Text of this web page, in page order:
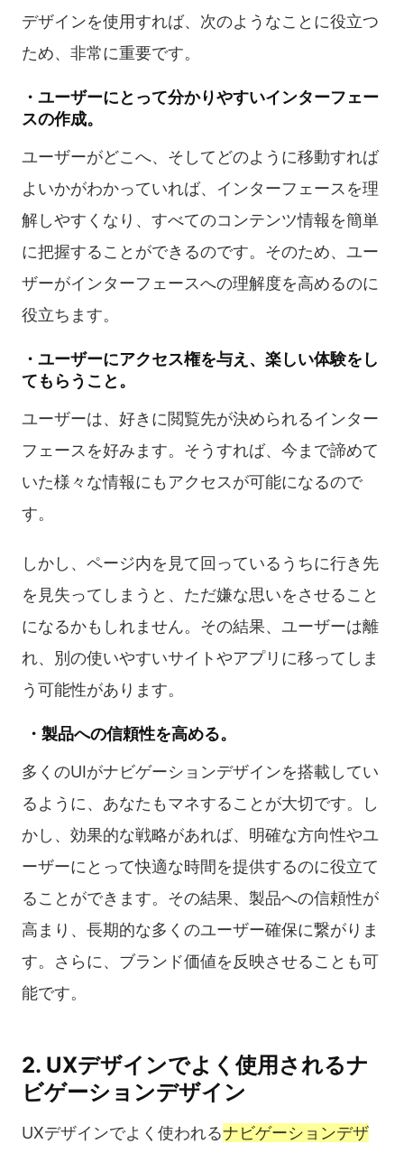
デザインを使用すれば、次のようなことに役立つ
ため、非常に重要です。
・ユーザーにとって分かりやすいインターフェー
スの作成。
ユーザーがどこへ、そしてどのように移動すれば
よいかがわかっていれば、インターフェースを理
解しやすくなり、すべてのコンテンツ情報を簡単
に把握することができるのです。そのため、ユー
ザーがインターフェースへの理解度を高めるのに
役立ちます。
・ユーザーにアクセス権を与え、楽しい体験をし
てもらうこと。
ユーザーは、好きに閲覧先が決められるインター
フェースを好みます。そうすれば、今まで諦めて
いた様々な情報にもアクセスが可能になるので
す。
しかし、ページ内を見て回っているうちに行き先
を見失ってしまうと、ただ嫌な思いをさせること
になるかもしれません。その結果、ユーザーは離
れ、別の使いやすいサイトやアプリに移ってしま
う可能性があります。
・製品への信頼性を高める。
多くのUIがナビゲーションデザインを搭載してい
るように、あなたもマネすることが大切です。し
かし、効果的な戦略があれば、明確な方向性やユ
ーザーにとって快適な時間を提供するのに役立て
ることができます。その結果、製品への信頼性が
高まり、長期的な多くのユーザー確保に繋がりま
す。さらに、ブランド価値を反映させることも可
能です。
2. UXデザインでよく使用されるナ
ビゲーションデザイン
UXデザインでよく使われるナビゲーションデザ